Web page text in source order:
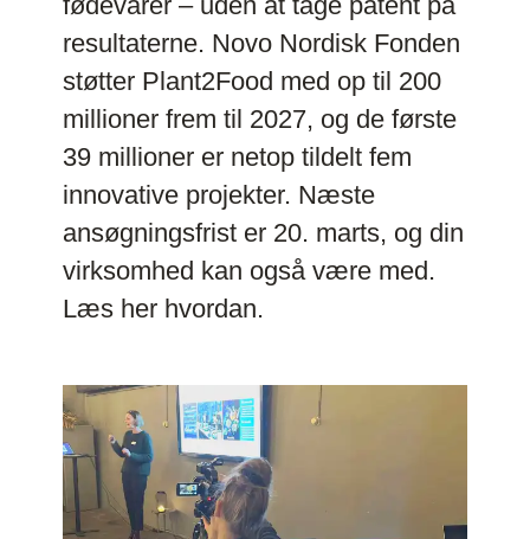
resultaterne. Novo Nordisk Fonden
støtter Plant2Food med op til 200
millioner frem til 2027, og de første
39 millioner er netop tildelt fem
innovative projekter. Næste
ansøgningsfrist er 20. marts, og din
virksomhed kan også være med.
Læs her hvordan.